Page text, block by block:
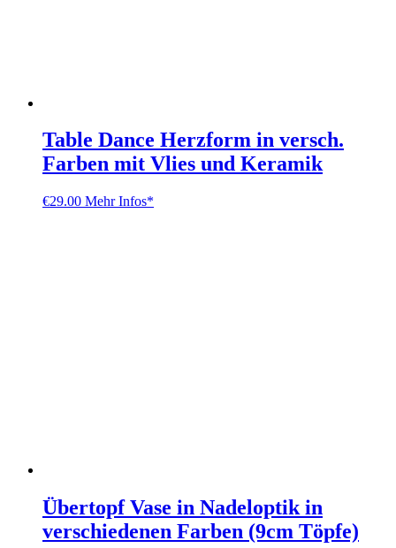
Table Dance Herzform in versch.
Farben mit Vlies und Keramik
€29.00 Mehr Infos*
Übertopf Vase in Nadeloptik in
verschiedenen Farben (9cm Töpfe)